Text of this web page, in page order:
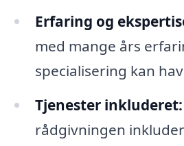
Erfaring og
med mange års
specialisering kan
Tjenester inkluderet:
rådgivningen